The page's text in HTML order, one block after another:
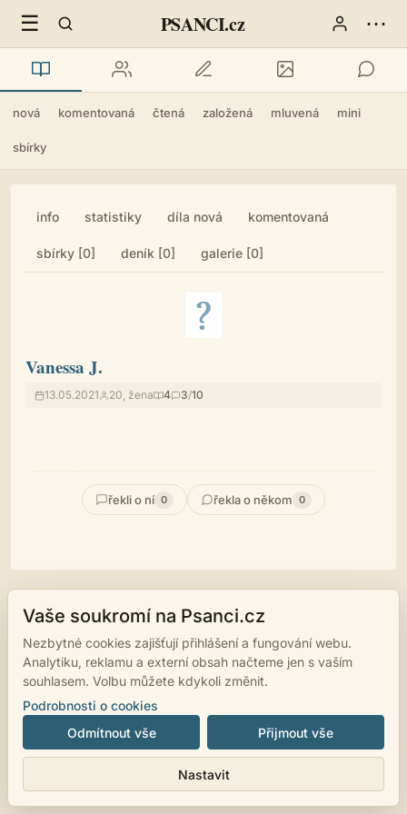
☰ PSANCI.cz ⋯
nová komentovaná čtená založená mluvená mini
sbírky
info statistiky díla nová komentovaná
sbírky [0] deník [0] galerie [0]
Vanessa J.
13.05.2021 20, žena 4 3/10
řekli o ní 0 řekla o někom 0
© 2007 - 2026 psanci.cz Nastavení cookies •
byLUKiO
Vaše soukromí na Psanci.cz
Nezbytné cookies zajišťují přihlášení a fungování webu.
Analytiku, reklamu a externí obsah načteme jen s vaším
souhlasem. Volbu můžete kdykoli změnit.
Podrobnosti o cookies
Odmítnout vše
Nastavit
Přijmout vše